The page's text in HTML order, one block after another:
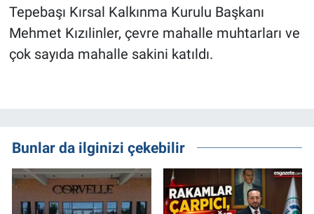
Tepebaşı Kırsal Kalkınma Kurulu Başkanı
Mehmet Kızılinler, çevre mahalle muhtarları ve
çok sayıda mahalle sakini katıldı.
Bunlar da ilginizi çekebilir